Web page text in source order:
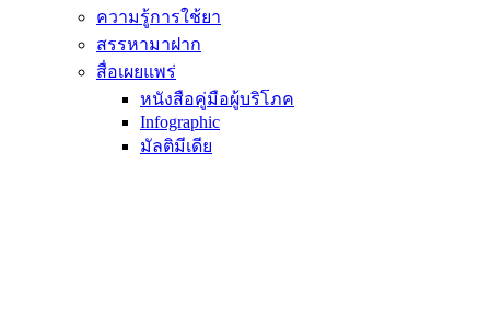
ความรู้การใช้ยา
สรรหามาฝาก
สื่อเผยแพร่
หนังสือคู่มือผู้บริโภค
Infographic
มัลติมีเดีย